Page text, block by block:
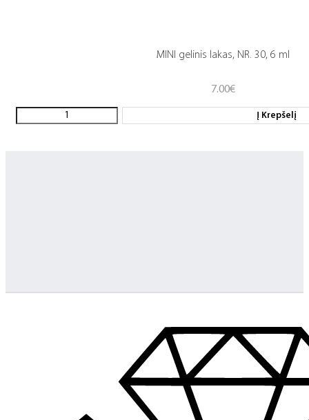
MINI gelinis lakas, NR. 30, 6 ml
7.00€
Į Krepšelį
Jeigu turite klausimų ar iškilo problemų su užsakymu, mus
Aukštos kokybės produkcija